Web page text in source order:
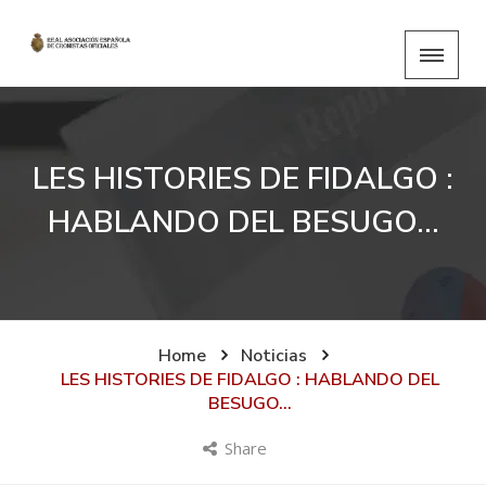
LES HISTORIES DE FIDALGO :
HABLANDO DEL BESUGO…
Home
Noticias
LES HISTORIES DE FIDALGO : HABLANDO DEL
BESUGO…
Share